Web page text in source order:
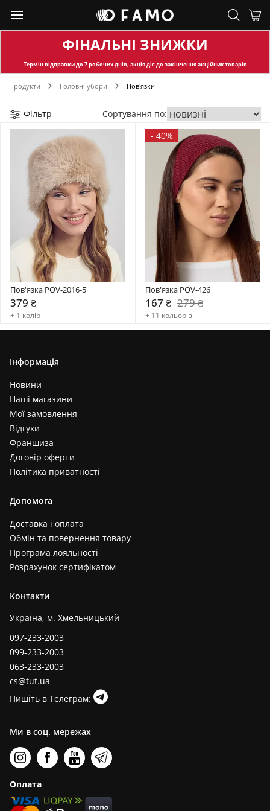
ФІНАЛЬНІ ЗНИЖКИ
Термін відправкидо 7 робочих днів, акція діє до закінчення акційних товарів
Продукти Головні убори Пов'язки
Фільтр Сортування по:
Пов'язка POV-2016-5
379 ₴
+ 1 колір
- 40%
Пов'язка POV-426
167 ₴ 279 ₴
+ 11 кольорів
Інформація
Новини
Наші магазини
Мої замовлення
Відгуки
Франшиза
Договір оферти
Політика приватності
Допомога
Доставка і оплата
Обмін та повернення товару
Програма лояльності
Розрахунок сертифікатом
Контакти
Україна, м. Хмельницький
097-233-2003
099-233-2003
063-233-2003
cs@tut.ua
Пишіть в Телеграм:
Ми в соц. мережах
Оплата